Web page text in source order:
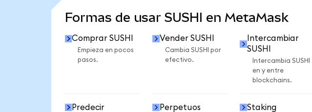
Formas de usar SUSHI en MetaMask
Comprar SUSHI
Empieza en pocos
pasos.
Vender SUSHI
Cambia SUSHI por
efectivo.
Intercambiar
SUSHI
Intercambia SUSHI
en y entre
blockchains.
Predecir Perpetuos Staking